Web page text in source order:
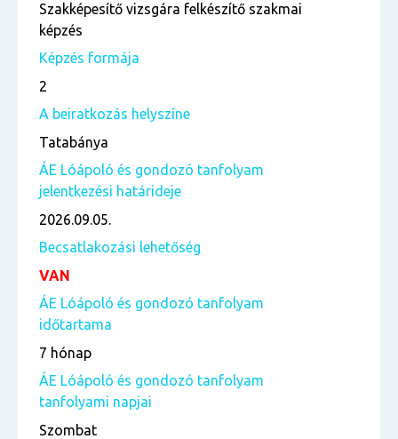
Szakképesítő vizsgára felkészítő szakmai
képzés
Képzés formája
2
A beiratkozás helyszíne
Tatabánya
ÁE Lóápoló és gondozó tanfolyam
jelentkezési határideje
2026.09.05.
Becsatlakozási lehetőség
VAN
ÁE Lóápoló és gondozó tanfolyam
időtartama
7 hónap
ÁE Lóápoló és gondozó tanfolyam
tanfolyami napjai
Szombat